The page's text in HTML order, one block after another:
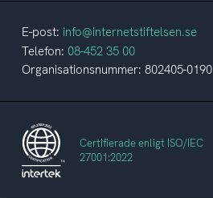
E-post: info@internetstiftelsen.se
Telefon: 08-452 35 00
Organisationsnummer: 802405-0190
Certifierade enligt ISO/IEC
27001:2022